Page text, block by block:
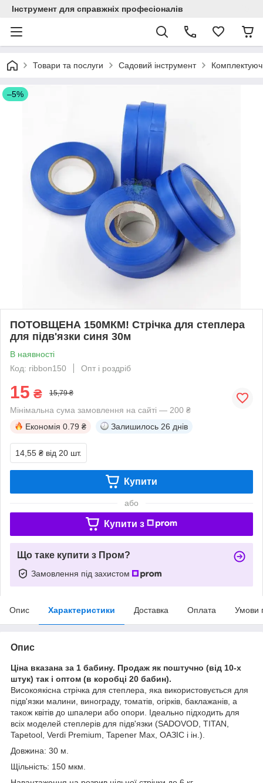
Інструмент для справжніх професіоналів
Товари та послуги Садовий інструмент
–5%
ПОТОВЩЕНА 150МКМ! Стрічка для степлера
для підв'язки синя 30м
В наявності
Код: ribbon150
Опт і роздріб
15 ₴ 15,79 ₴
Мінімальна сума замовлення на сайті — 200 ₴
Економія 0.79 ₴ Залишилось 26 днів
14,55 ₴ від 20 шт.
Купити
або
Купити з
Що таке купити з Пром?
Замовлення під захистом
Опис Характеристики Доставка Оплата Умови
Опис
Ціна вказана за 1 бабину. Продаж як поштучно (від 10-х
штук) так і оптом (в коробці 20 бабин).
Високоякісна стрічка для степлера, яка використовується для
підв'язки малини, винограду, томатів, огірків, баклажанів, а
також квітів до шпалери або опори. Ідеально підходить для
всіх моделей степлерів для підв'язки (SADOVOD, TITAN,
Tapetool, Verdi Premium, Tapener Max, ОАЗІС і ін.).
Довжина: 30 м.
Щільність: 150 мкм.